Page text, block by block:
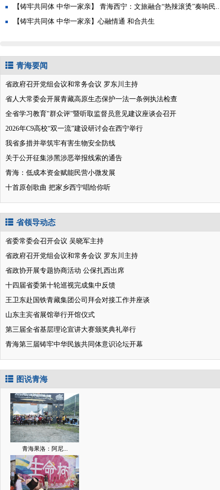
【铸牢共同体 中华一家亲】 青海西宁：文旅融合“热辣滚烫”奏响民
【铸牢共同体 中华一家亲】心融情通 和合共生
青海要闻
省政府召开党组会议和常务会议 罗东川主持
省人大常委会开展青藏高原生态保护一法一条例执法检查
全省学习教育"群众评"暨听取监督员意见建议座谈会召开
2026年C9高校“双一流”建设研讨会在西宁举行
我省多措并举筑牢有害生物安全防线
关于公开征集涉黑涉恶举报线索的通告
青海：低成本资金赋能民营小微发展
十首原创歌曲 把家乡西宁唱给你听
省领导动态
省委常委会召开会议 吴晓军主持
省政府召开党组会议和常务会议 罗东川主持
省政协开展专题协商活动 公保扎西出席
十四届省委第十轮巡视完成集中反馈
王卫东赴国铁青藏集团公司拜会对接工作并座谈
山东主宾省展馆举行开馆仪式
第三届全省基层理论宣讲大赛颁奖典礼举行
青海第三届铸牢中华民族共同体意识论坛开幕
图说青海
青海果洛：阿尼...